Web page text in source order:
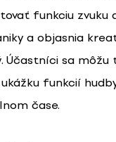
funkciu zvuku
a objasnia
Účastníci sa môžu
funkcií
čase.